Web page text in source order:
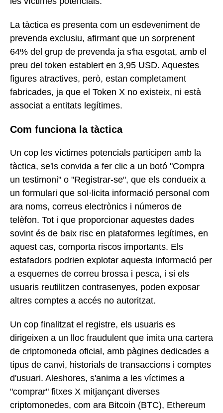
La tàctica es presenta com un esdeveniment de
prevenda exclusiu, afirmant que un sorprenent
64% del grup de prevenda ja s'ha esgotat, amb el
preu del token establert en 3,95 USD. Aquestes
figures atractives, però, estan completament
fabricades, ja que el Token X no existeix, ni està
associat a entitats legítimes.
Com funciona la tàctica
Un cop les víctimes potencials participen amb la
tàctica, se'ls convida a fer clic a un botó "Compra
un testimoni" o "Registrar-se", que els condueix a
un formulari que sol·licita informació personal com
ara noms, correus electrònics i números de
telèfon. Tot i que proporcionar aquestes dades
sovint és de baix risc en plataformes legítimes, en
aquest cas, comporta riscos importants. Els
estafadors podrien explotar aquesta informació per
a esquemes de correu brossa i pesca, i si els
usuaris reutilitzen contrasenyes, poden exposar
altres comptes a accés no autoritzat.
Un cop finalitzat el registre, els usuaris es
dirigeixen a un lloc fraudulent que imita una cartera
de criptomoneda oficial, amb pàgines dedicades a
tipus de canvi, historials de transaccions i comptes
d'usuari. Aleshores, s'anima a les víctimes a
"comprar" fitxes X mitjançant diverses
criptomonedes, com ara Bitcoin (BTC), Ethereum